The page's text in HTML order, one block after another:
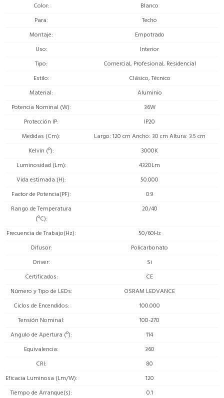
Color
Blanco
Para
Techo
Montaje
Empotrado
Uso
Interior
Tipo
Comercial, Profesional, Residencial
Estilo
Clásico, Técnico
Material
Aluminio
Potencia Nominal (W)
36W
Protección IP
IP20
Medidas (Cm)
Largo: 120 cm Ancho: 30 cm Altura: 3.5 cm
Kelvin (º)
3000K
Luminosidad (Lm)
4320Lm
Vida estimada (H)
50.000
Factor de Potencia(PF)
0.9
Rango de Temperatura
(ºC)
20/40
Frecuencia de Trabajo(Hz)
50/60Hz
Difusor
Policarbonato
Driver
Si
Certificados
CE
Número y Tipo de LEDs
OSRAM LEDVANCE
Ciclos de Encendidos
100.000
Tensión Nominal
100-270
Angulo de Apertura (º)
114
Equivalencia
360
CRI
80
Eficacia Luminosa (Lm/W)
120
Tiempo de Arranque(s)
0.1